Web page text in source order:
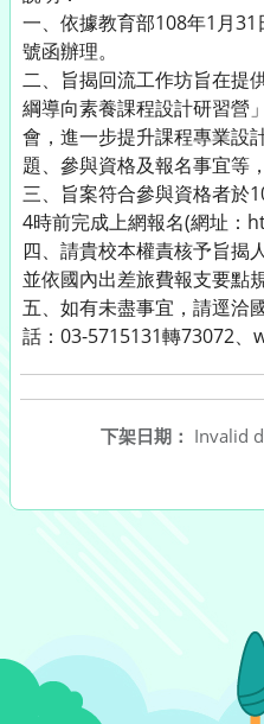
一、依據教育部108年1月
號函辦理。
二、旨揭回流工作坊旨在提
綱導向素養課程設計研習營
會，進一步提升課程專業設
題、參與資格及報名事宜等
三、旨案符合參與資格者於
4時前完成上網報名(網址：
四、請貴校本權責核予旨揭
並依國內出差旅費報支要點
五、如有未盡事宜，請逕洽
話：03-5715131轉73072、
下架日期： Invalid